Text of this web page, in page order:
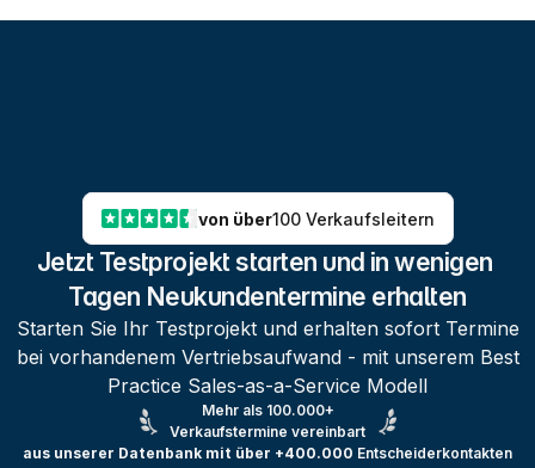
von über100 Verkaufsleitern
Jetzt Testprojekt starten und in wenigen
Tagen Neukundentermine erhalten
Starten Sie Ihr Testprojekt und erhalten sofort Termine
bei vorhandenem Vertriebsaufwand - mit unserem Best
Practice Sales-as-a-Service Modell
Mehr als 100.000+
Verkaufstermine vereinbart
aus unserer Datenbank mit über +400.000 Entscheiderkontakten